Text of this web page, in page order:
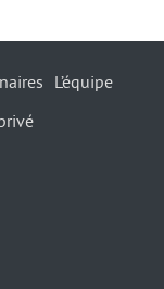
L’équipe